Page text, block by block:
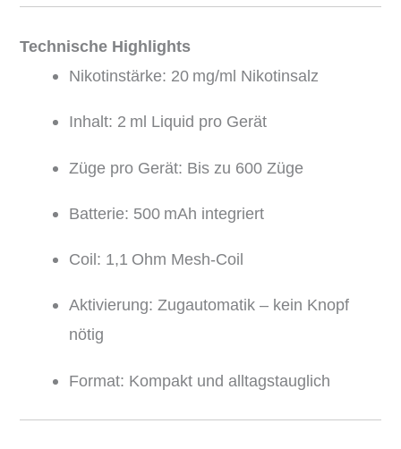
Technische Highlights
Nikotinstärke: 20 mg/ml Nikotinsalz
Inhalt: 2 ml Liquid pro Gerät
Züge pro Gerät: Bis zu 600 Züge
Batterie: 500 mAh integriert
Coil: 1,1 Ohm Mesh-Coil
Aktivierung: Zugautomatik – kein Knopf
nötig
Format: Kompakt und alltagstauglich